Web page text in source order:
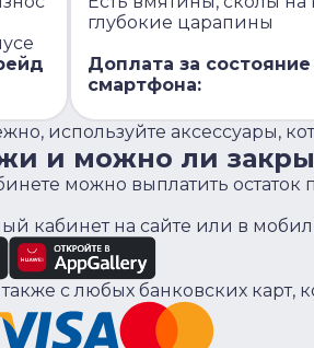
глубокие царапины
Доплата за состояние
смартфона:
используйте аксессуары,
и можно ли
можно выплатить остаток
кабинет на сайте или в
с любых банковских карт,